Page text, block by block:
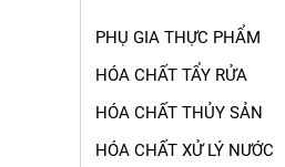
PHỤ GIA THỰC PHẨM
HÓA CHẤT TẨY RỬA
HÓA CHẤT THỦY SẢN
HÓA CHẤT XỬ LÝ NƯỚC